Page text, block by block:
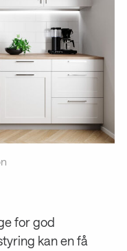
for god
kan en få